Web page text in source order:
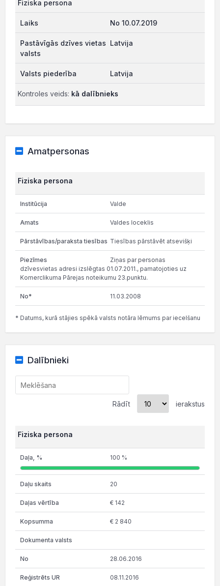
Fiziska persona
No 10.07.2019
Latvija
Latvija
Kontroles veids: kā dalībnieks
Amatpersonas
Fiziska persona
Valde
Valdes loceklis
Tiesības pārstāvēt atsevišķi
Ziņas par personas
dzīvesvietas adresi izslēgtas 01.07.2011., pamatojoties uz
Komerclikuma Pārejas noteikumu 23.punktu.
11.03.2008
* Datums, kurā stājies spēkā valsts notāra lēmums par iecelšanu
Dalībnieki
Rādīt ierakstus
Fiziska persona
100 %
20
€ 142
€ 2 840
28.06.2016
08.11.2016